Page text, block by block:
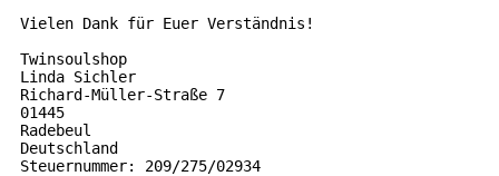
Vielen Dank für Euer Verständnis!
Twinsoulshop
Linda Sichler
Richard-Müller-Straße 7
01445
Radebeul
Deutschland
Steuernummer: 209/275/02934